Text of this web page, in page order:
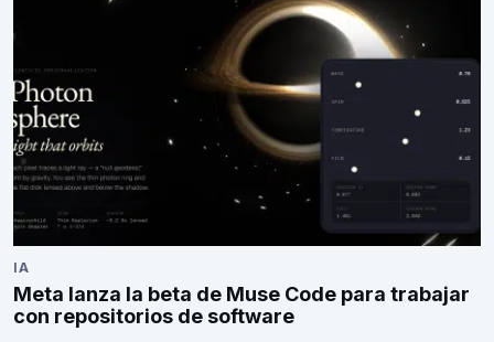
IA
Meta lanza la beta de Muse Code para trabajar
con repositorios de software